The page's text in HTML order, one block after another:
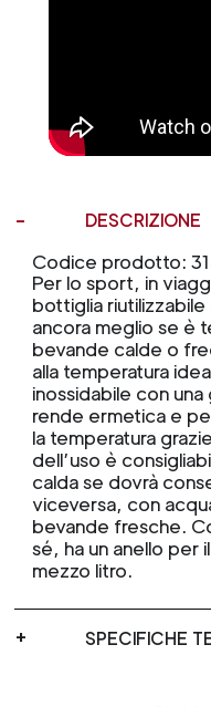
DESCRIZIONE
Codice prodotto:
Per lo sport, in
bottiglia riutilizzabile
ancora meglio se è
bevande calde o
alla temperatura
inossidabile con una
rende ermetica e
la temperatura
dell’uso è
calda se dovrà
viceversa, con
bevande fresche.
sé, ha un anello per
mezzo litro.
SPECIFICHE